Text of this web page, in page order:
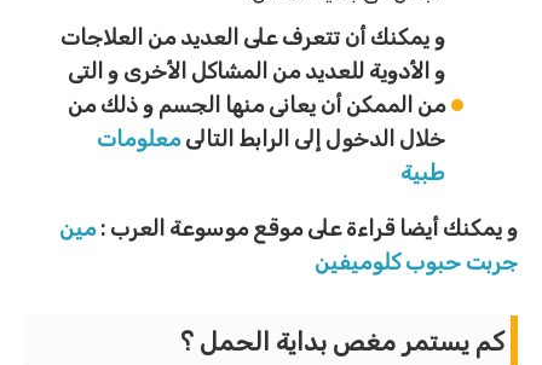
و يمكنك أن تتعرف على العديد من العلاجات
و الأدوية للعديد من المشاكل الأخرى و التى
من الممكن أن يعانى منها الجسم و ذلك من
خلال الدخول إلى الرابط التالىمعلومات
طبية
و يمكنك أيضا قراءة على موقع موسوعة العرب :مين
جربت حبوب كلوميفين
كم يستمر مغص بداية الحمل ؟